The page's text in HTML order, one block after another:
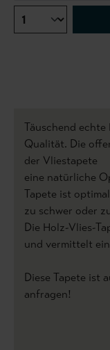
Täuschend
Qualität. Die
der Vliestapete
eine natürliche
Tapete ist
zu schwer oder
Die Holz-Vlies-
und vermittelt
Diese Tapete ist
anfragen!